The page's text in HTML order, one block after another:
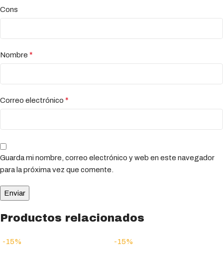
Cons
Nombre *
Correo electrónico *
Guarda mi nombre, correo electrónico y web en este navegador
para la próxima vez que comente.
Productos relacionados
-15% -15%